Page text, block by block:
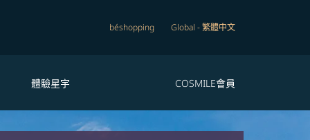
béshopping Global -繁體中文
體驗星宇 COSMILE會員